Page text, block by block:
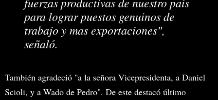
para lograr puestos genuinos de
trabajo y mas exportaciones",
señaló.
También agradeció "a la señora Vicepresidenta, a Daniel
Scioli, y a Wado de Pedro". De este destacó último